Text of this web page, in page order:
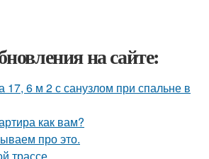
на сайте:
17, 6 м 2 с санузлом при спальне в
как вам?
про это.
трассе.